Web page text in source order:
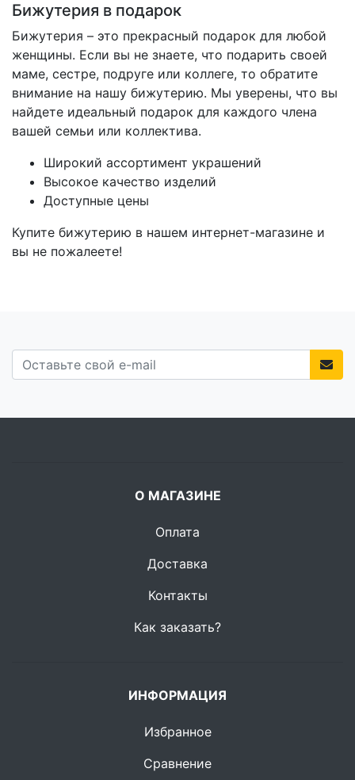
Бижутерия в подарок
Бижутерия – это прекрасный подарок для любой
женщины. Если вы не знаете, что подарить своей
маме, сестре, подруге или коллеге, то обратите
внимание на нашу бижутерию. Мы уверены, что вы
найдете идеальный подарок для каждого члена
вашей семьи или коллектива.
Широкий ассортимент украшений
Высокое качество изделий
Доступные цены
Купите бижутерию в нашем интернет-магазине и
вы не пожалеете!
О МАГАЗИНЕ
Оплата
Доставка
Контакты
Как заказать?
ИНФОРМАЦИЯ
Избранное
Сравнение